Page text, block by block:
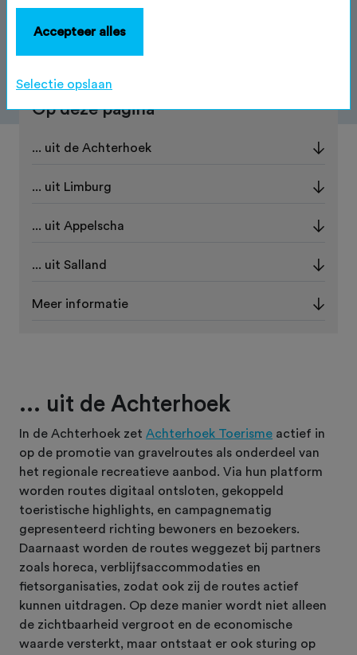
van routes met terreinbeheerders en het sturen van
recreatiestromen.
Op deze pagina
... uit de Achterhoek
... uit Limburg
... uit Appelscha
... uit Salland
Meer informatie
... uit de Achterhoek
In de Achterhoek zet Achterhoek Toerisme actief in
op de promotie van gravelroutes als onderdeel van
het regionale recreatieve aanbod. Via hun platform
worden routes digitaal ontsloten, gekoppeld
toeristische highlights, en campagnematig
gepresenteerd richting bewoners en bezoekers.
Daarnaast worden de routes weggezet bij partners
zoals horeca, verblijfsaccommodaties en
fietsorganisaties, zodat ook zij de routes actief
kunnen uitdragen. Op deze manier wordt niet alleen
de zichtbaarheid vergroot en de economische
waarde versterkt, maar ontstaat er ook sturing op
Accepteer alles
Selectie opslaan